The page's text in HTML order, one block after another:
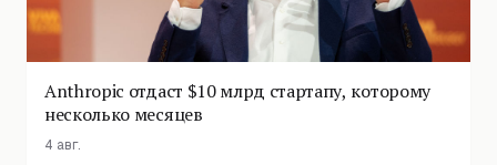
Anthropic отдаст $10 млрд стартапу, которому
несколько месяцев
4 авг.